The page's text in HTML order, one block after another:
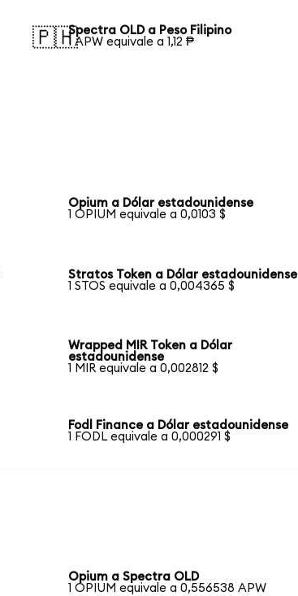
🇵🇭Spectra OLD a Peso Filipino
1 APW equivale a 1,12 ₱
Opium a Dólar estadounidense
1 OPIUM equivale a 0,0103 $
Stratos Token a Dólar estadounidense
1 STOS equivale a 0,004365 $
Wrapped MIR Token a Dólar
estadounidense
1 MIR equivale a 0,002812 $
Fodl Finance a Dólar estadounidense
1 FODL equivale a 0,000291 $
Opium a Spectra OLD
1 OPIUM equivale a 0,556538 APW